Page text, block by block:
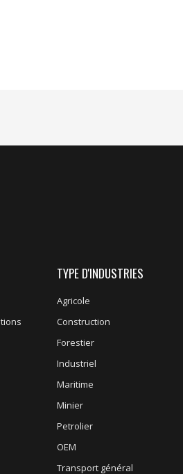
TYPE D'INDUSTRIES
Agricole
Construction
Forestier
Industriel
Maritime
Minier
Petrolier
OEM
Transport général